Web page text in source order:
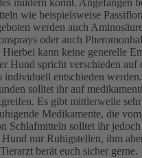
mildern könnt. Angefangen
wie beispielsweise
werden auch
oder auch
kann keine generelle
Hund spricht verschieden auf
individuell entschieden
solltet ihr auf
Es gibt mittlerweile
Medikamente, die
Schlafmitteln solltet ihr
Hund nur Ruhigstellen, ihm
berät euch sicher gerne.